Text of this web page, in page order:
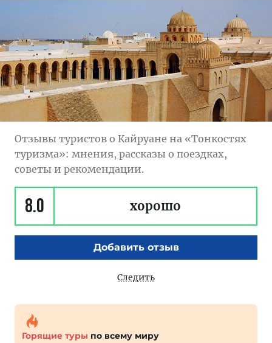
Отзывы туристов о Кайруане на «Тонкостях
туризма»: мнения, рассказы о поездках,
советы и рекомендации.
8.0 хорошо
Добавить отзыв
Следить
Горящие туры по всему миру